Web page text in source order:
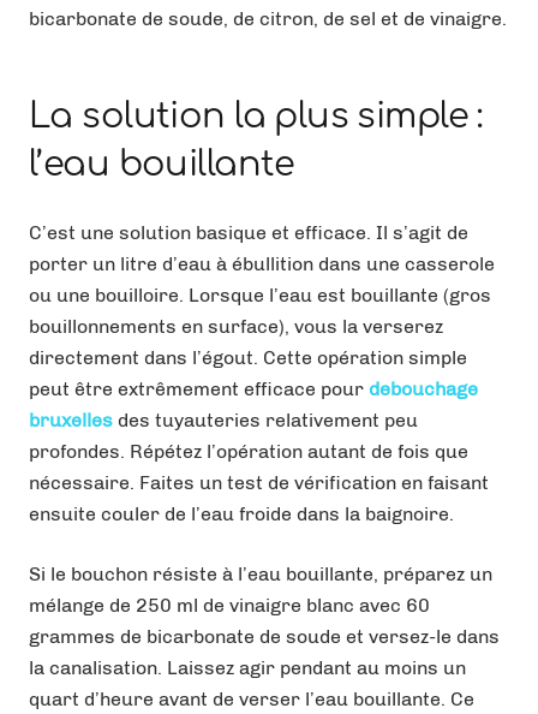
bicarbonate de soude, de citron, de sel et de vinaigre.
La solution la plus simple :
l’eau bouillante
C’est une solution basique et efficace. Il s’agit de
porter un litre d’eau à ébullition dans une casserole
ou une bouilloire. Lorsque l’eau est bouillante (gros
bouillonnements en surface), vous la verserez
directement dans l’égout. Cette opération simple
peut être extrêmement efficace pour debouchage
bruxelles des tuyauteries relativement peu
profondes. Répétez l’opération autant de fois que
nécessaire. Faites un test de vérification en faisant
ensuite couler de l’eau froide dans la baignoire.
Si le bouchon résiste à l’eau bouillante, préparez un
mélange de 250 ml de vinaigre blanc avec 60
grammes de bicarbonate de soude et versez-le dans
la canalisation. Laissez agir pendant au moins un
quart d’heure avant de verser l’eau bouillante. Ce